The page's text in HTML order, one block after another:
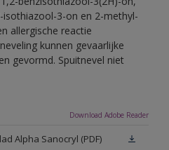
isothiazool-3-on en 2-methyl-
allergische reactie
kunnen gevaarlijke
gevormd. Spuitnevel niet
Download Adobe Reader
Alpha Sanocryl (PDF)